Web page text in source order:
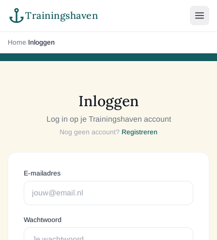
Trainingshaven
Home/Inloggen
Inloggen
Log in op je Trainingshaven account
Nog geen account? Registreren
E-mailadres
Wachtwoord